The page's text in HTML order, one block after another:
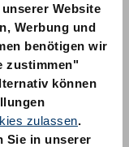
Website
Werbung und
benötigen wir
zustimmen"
können
zulassen.
Sie in unserer
wenden
quality.com